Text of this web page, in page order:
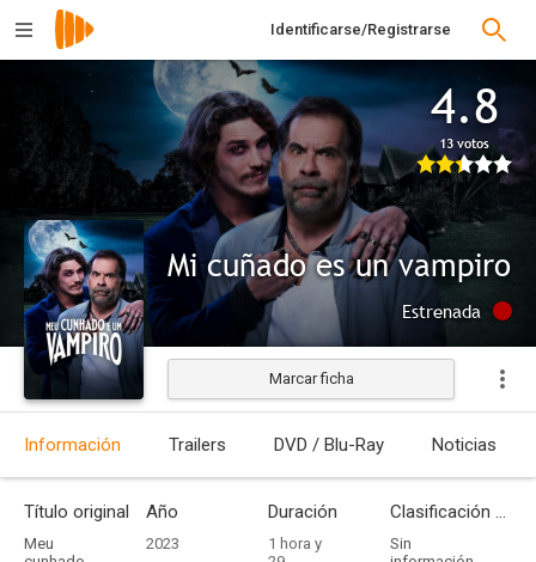
Identificarse/Registrarse
4.8
13 votos
Mi cuñado es un vampiro
Estrenada
Marcar ficha
Información Trailers DVD / Blu-Ray Noticias
Título original
Meu
Año
2023
Duración
1 hora y
Clasificación por edades
Sin